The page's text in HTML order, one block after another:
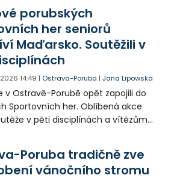
porubských
her seniorů
Maďarsko. Soutěžili v
14:49 | Ostrava-Poruba |Jana Lipowská
v Ostravě-Porubě opět zapojili do
Sportovních her. Oblíbená akce
v pěti disciplínách a vítězům
Poruba tradičně zve
vánočního stromu